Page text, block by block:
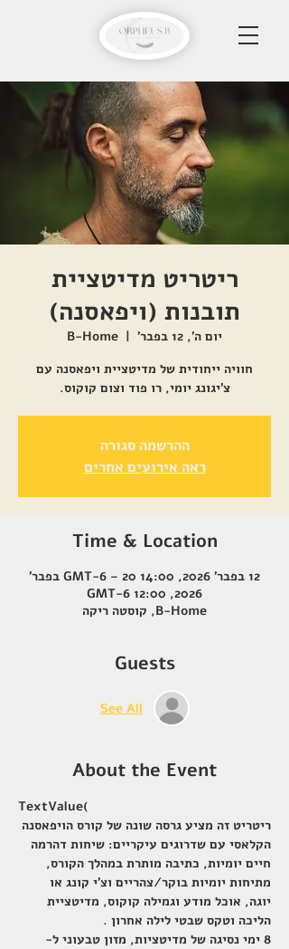
ריטריט מדיטציית
תובנות (ויפאסנה)
יום ה׳, 12 בפבר׳
  |
B-Home
חוויה ייחודית של מדיטציית ויפאסנה עם
צ'יגונג יומי, רו פוד וצום קוקוס.
ההרשמה סגורה
ראה אירועים אחרים
Time & Location
12 בפבר׳ 2026, 14:00 GMT-6‎ – 20 בפבר׳
2026, 12:00 GMT-6‎
B-Home, קוסטה ריקה
Guests
See All
About the Event
TextValue(
ריטריט זה מציע גרסה שונה של קורס הויפאסנה
הקלאסי עם שדרוגים עיקריים: שיחות דהרמה
חיים יומיות, כתיבה מותרת במהלך הקורס,
מתיחות יומיות בוקר/צהריים וצ'י קונג או
יוגה, אוכל מודע וגמילה קוקוס, מדיטציית
הליכה וטקס שבטי לילה אחרון .
8 ימי נסיגה של מדיטציות, מזון טבעוני ל-